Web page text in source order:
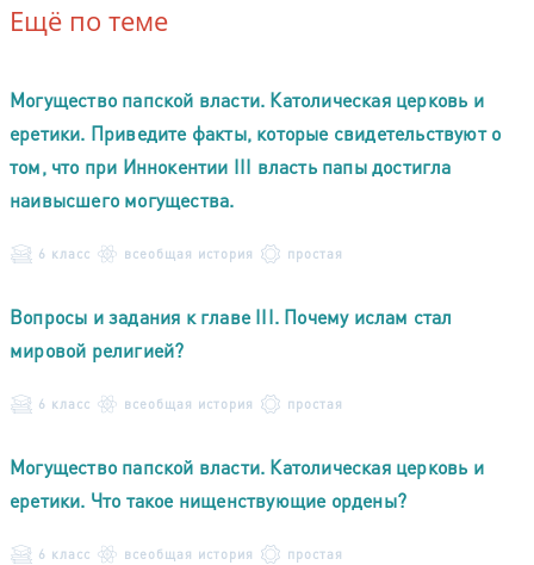
Ещё по теме
Могущество папской власти. Католическая церковь и
еретики. Приведите факты, которые свидетельствуют о
том, что при Иннокентии III власть папы достигла
наивысшего могущества.
6 класс всеобщая история простая
Вопросы и задания к главе III. Почему ислам стал
мировой религией?
6 класс всеобщая история простая
Могущество папской власти. Католическая церковь и
еретики. Что такое нищенствующие ордены?
6 класс всеобщая история простая